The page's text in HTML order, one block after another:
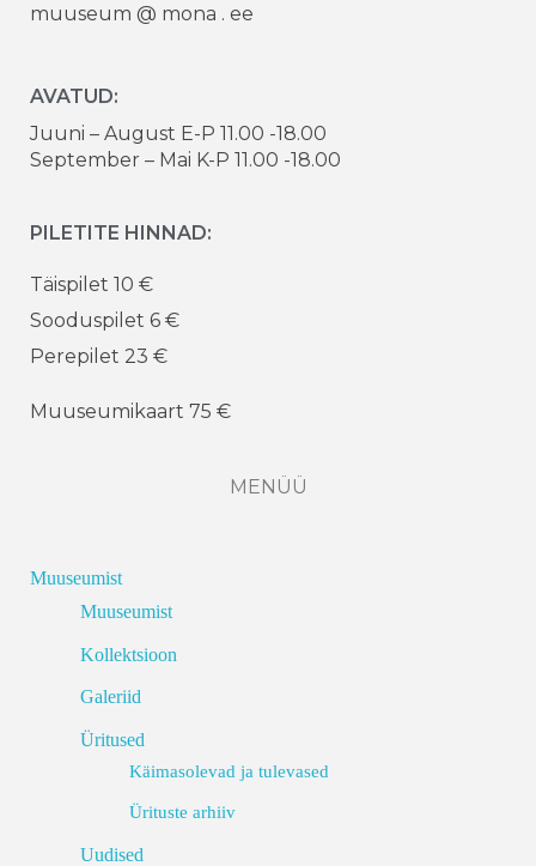
muuseum @ mona . ee
AVATUD:
Juuni – August E-P 11.00 -18.00
September – Mai K-P 11.00 -18.00
PILETITE HINNAD:
Täispilet 10 €
Sooduspilet 6 €
Perepilet 23 €
Muuseumikaart 75 €
MENÜÜ
Muuseumist
Muuseumist
Kollektsioon
Galeriid
Üritused
Käimasolevad ja tulevased
Ürituste arhiiv
Uudised